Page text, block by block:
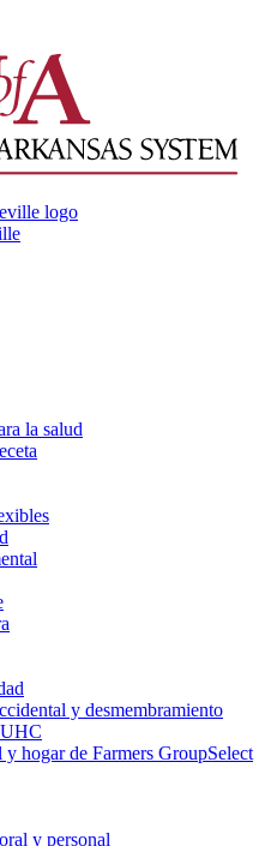
la salud
y desmembramiento
UHC
hogar de Farmers GroupSelect
y personal